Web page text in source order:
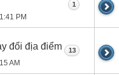
PM
1
đổi địa điểm
AM
13